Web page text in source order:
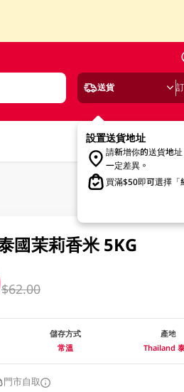
送貨
設置送貨地址
請新增你的送貨地
一定差異。
買滿$50即可選擇「
國茉莉香米 5KG
$62.00
儲存方式
常溫
產地
Thailand
門市自取